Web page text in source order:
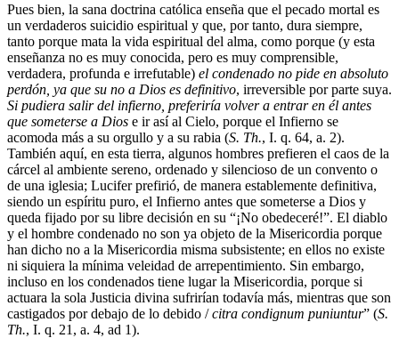
Pues bien, la sana doctrina católica enseña que el pecado mortal es
un verdaderos suicidio espiritual y que, por tanto, dura siempre,
tanto porque mata la vida espiritual del alma, como porque (y esta
enseñanza no es muy conocida, pero es muy comprensible,
verdadera, profunda e irrefutable) el condenado no pide en absoluto
perdón, ya que su no a Dios es definitivo, irreversible por parte suya.
Si pudiera salir del infierno, preferiría volver a entrar en él antes
que someterse a Dios e ir así al Cielo, porque el Infierno se
acomoda más a su orgullo y a su rabia (S. Th., I. q. 64, a. 2).
También aquí, en esta tierra, algunos hombres prefieren el caos de la
cárcel al ambiente sereno, ordenado y silencioso de un convento o
de una iglesia; Lucifer prefirió, de manera establemente definitiva,
siendo un espíritu puro, el Infierno antes que someterse a Dios y
queda fijado por su libre decisión en su “¡No obedeceré!”. El diablo
y el hombre condenado no son ya objeto de la Misericordia porque
han dicho no a la Misericordia misma subsistente; en ellos no existe
ni siquiera la mínima veleidad de arrepentimiento. Sin embargo,
incluso en los condenados tiene lugar la Misericordia, porque si
actuara la sola Justicia divina sufrirían todavía más, mientras que son
castigados por debajo de lo debido /citra condignum puniuntur” (S.
Th., I. q. 21, a. 4, ad 1).